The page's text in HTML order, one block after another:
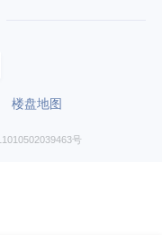
楼盘地图
号